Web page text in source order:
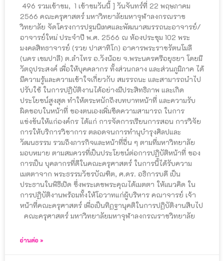
496 รวมเข้าชม, 1 เข้าชมวันนี้ ] วันจันทร์ที่ 22 พฤษภาคม
2566 คณะครุศาสตร์ มหาวิทยาลัยมหาจุฬาลงกรณราช
วิทยาลัย จัดโครงการปฐมนิเทศและพัฒนาสมรรถนะอาจารย์/
อาจารย์ใหม่ ประจําปี พ.ศ. 2566 ณ ห้องประชุม 102 พระ
มงคลสิทธาจารย์ (รวย ปาสาทิโก) อาคารพระราชรัตนโมลี
(นคร เขมปาลี) ต.ลำไทร อ.วังน้อย จ.พระนครศรีอยุธยา โดยมี
วัตถุประสงค์ เพื่อให้บุคคลากร ทั้งส่วนกลาง และส่วนภูมิภาค ได้
มีความรู้และความเข้าใจเกี่ยวกับ สมรรถนะ และสามารถนำไป
ปรับใช้ ในการปฏิบัติงานได้อย่างมีประสิทธิภาพ และเกิด
ประโยชน์สูงสุด ทำให้ตระหนักถึงบทบาทหน้าที่ และความรับ
ผิดชอบในหน้าที่ ของตนเองเพิ่มขีดความสามารถ ในการ
แข่งขันให้แก่องค์กร ได้แก่ การจัดการเรียนการสอน การวิจัย
การให้บริการวิชาการ ตลอดจนการทํานุบำรุงศิลปและ
วัฒนธรรม รวมถึงภารกิจและหน้าที่อื่น ๆ ตามที่มหาวิทยาลัย
มอบหมาย ตามสมควรที่เป็นประโยชน์ต่อการปฏิบัติหน้าที่ ของ
การเป็น บุคลากรที่ดีในคณะครุศาสตร์ ในการนี้ได้รับความ
เมตตาจาก พระธรรมวัชรบัณฑิต, ศ.ดร. อธิการบดี เป็น
ประธานในพิธีเปิด ซึ่งพระเดชพระคุณได้เมตตา ให้แนวคิด ใน
การปฏิบัติงานพร้อมทั้งให้โอวาทแก่ผู้บริหาร คณาจารย์ เจ้า
หน้าที่คณะครุศาสตร์ เพื่อเป็นทิฏฐานุคติในการปฏิบัติงานสืบไป
คณะครุศาสตร์ มหาวิทยาลัยมหาจุฬาลงกรณราชวิทยาลัย
อ่านต่อ »